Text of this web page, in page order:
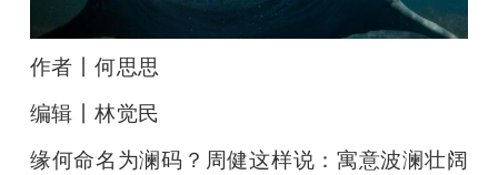
课
活
作者丨何思思
编辑丨林觉民
缘何命名为澜码？周健这样说：寓意波澜壮阔